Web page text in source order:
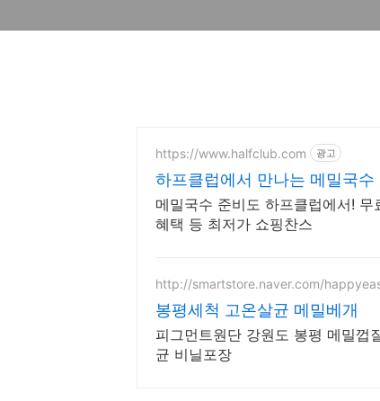
https://www.halfclub.com 광고
하프클럽에서 만나는 메밀국
메밀국수 준비도 하프클럽에서!
혜택 등 최저가 쇼핑찬스
http://smartstore.naver.com/
봉평세척 고온살균 메밀베개
피그먼트원단 강원도 봉평 메밀껍
균 비닐포장